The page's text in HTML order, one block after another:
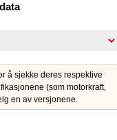
å sjekke deres respektive
(som motorkraft,
en av versjonene.